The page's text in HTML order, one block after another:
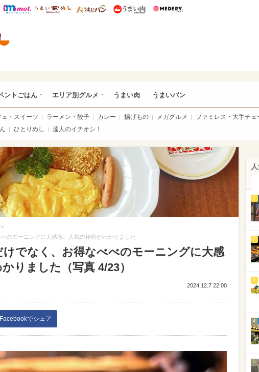
ウレぴあ総研 ディズニー特集
mimot. うまいめし うまいパン うまい肉
ントごはん エリア別グルメ うまい肉 うまいパン
ェ・スイーツ ラーメン・餃子 カレー 揚げもの メガグルメ
ファミレス・大手チェ
ひとりめし 達人のイチオシ！
>
のモーニングに大感激。人気の秘密がわかりました
けでなく、お得なべべのモーニングに大感
りました（写真 4/23）
2024.12.7 22:00
Facebookでシェア
1
2
3
4
5